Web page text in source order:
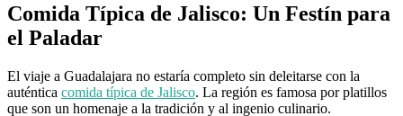
Comida Típica de Jalisco: Un Festín para
el Paladar
El viaje a Guadalajara no estaría completo sin deleitarse con la
auténtica comida típica de Jalisco. La región es famosa por platillos
que son un homenaje a la tradición y al ingenio culinario.